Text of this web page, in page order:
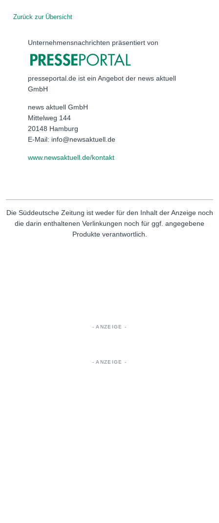
Zurück zur Übersicht
Unternehmensnachrichten präsentiert von
presseportal.de ist ein Angebot der news aktuell
GmbH
news aktuell GmbH
Mittelweg 144
20148 Hamburg
E-Mail: info@newsaktuell.de
www.newsaktuell.de/kontakt
Die Süddeutsche Zeitung ist weder für den Inhalt der Anzeige noch
die darin enthaltenen Verlinkungen noch für ggf. angegebene
Produkte verantwortlich.